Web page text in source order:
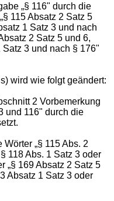
„§ 116" durch die
115 Absatz 2 Satz 5
1 Satz 3 und nach
2 Satz 5 und 6,
3 und nach § 176"
wird wie folgt geändert:
2 Vorbemerkung
und 116" durch die
„§ 115 Abs. 2
118 Abs. 1 Satz 3 oder
„§ 169 Absatz 2 Satz 5
Absatz 1 Satz 3 oder